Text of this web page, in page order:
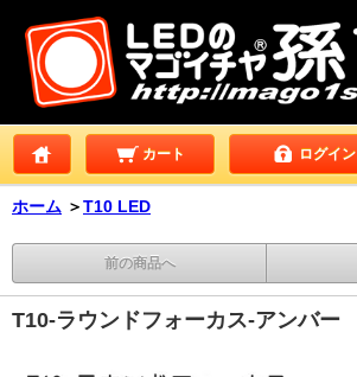
カート ログイン
ホーム ＞T10 LED
前の商品へ
T10-ラウンドフォーカス-アンバー